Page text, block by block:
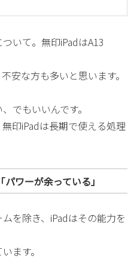
いて。無印iPadはA13
安な方も多いと思います。
でもいいんです。
印iPadは長期で使える処理
パワーが余っている」
を除き、iPadはその能力を
ます。